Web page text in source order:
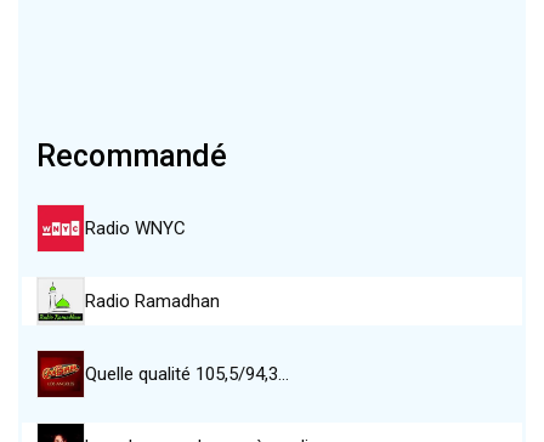
Recommandé
Radio WNYC
Radio Ramadhan
Quelle qualité 105,5/94,3…